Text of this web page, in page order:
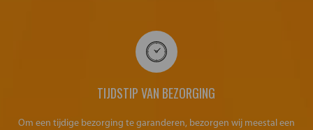
TIJDSTIP VAN BEZORGING
Om een tijdige bezorging te garanderen, bezorgen wij meestal een